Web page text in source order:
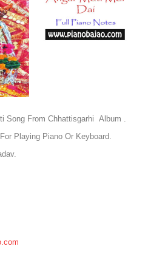
Song From Chhattisgarhi Album .
Playing Piano Or Keyboard.